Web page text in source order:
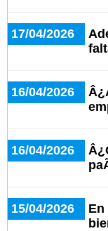
17/04/2026
16/04/2026
16/04/2026
15/04/2026
En